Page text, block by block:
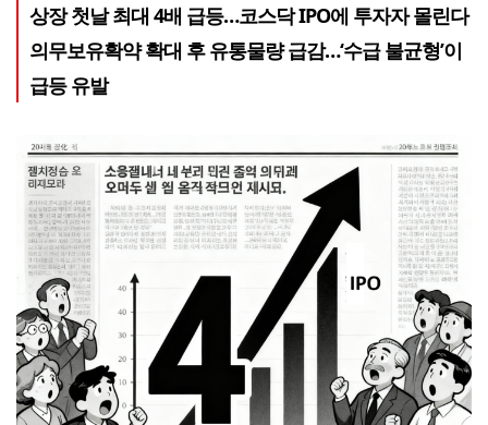
상장 첫날 최대 4배 급등…코스닥 IPO에 투자자 몰린다
의무보유확약 확대 후 유통물량 급감…‘수급 불균형’이
급등 유발